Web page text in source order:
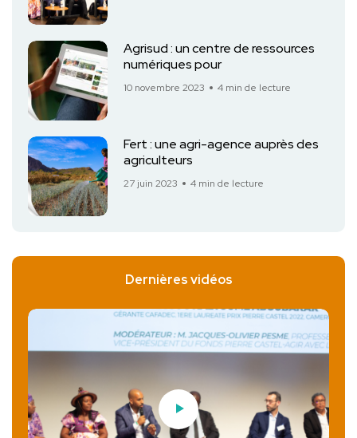
Agrisud : un centre de ressources
numériques pour
10 novembre 2023 4 min de lecture
Fert : une agri-agence auprès des
agriculteurs
27 juin 2023 4 min de lecture
Dernières vidéos